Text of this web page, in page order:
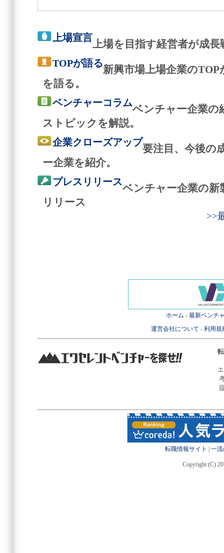
上場宣言
上場を目指す経営者が成
TOPが語る
新興市場上場企業の
を語る。
ベンチャーコラム
ベンチャー企業の
ストピックを解説。
企業クローズアップ
要注目、今後の
ー企業を紹介。
プレスリリース
ベンチャー企業の新
リリース
>>
ホーム - 最新ベンチ
運営会社について - 利用規
転職情報サイト 一
Copyright (C)